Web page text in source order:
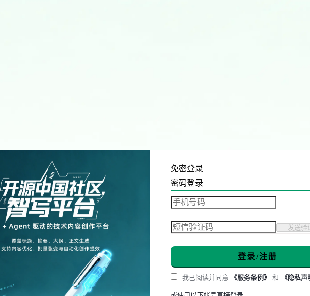
免密登录
密码登录
发送验
登录/注册
我已阅读并同意 《服务条例》 和 《隐私声